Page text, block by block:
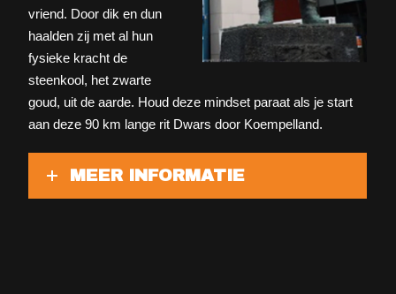
vriend. Door dik en dun
haalden zij met al hun
fysieke kracht de
steenkool, het zwarte
goud, uit de aarde. Houd deze mindset paraat als je start
aan deze 90 km lange rit Dwars door Koempelland.
MEER INFORMATIE